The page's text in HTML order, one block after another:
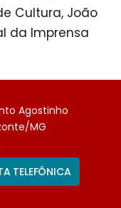
Cultura, João
da Imprensa
Agostinho
MG
TELEFÔNICA